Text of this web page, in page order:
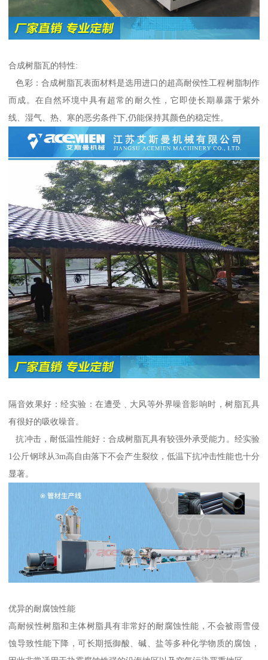
合成树脂瓦的特性:
色彩：合成树脂瓦表面材料是选用进口的超高耐侯性工程树脂制作
而成。在自然环境中具有超常的耐久性，它即使长期暴露于紫外
线、湿气、热、寒的恶劣条件下,仍能保持其颜色的稳定性。
隔音效果好：经实验：在遭受﹑大风等外界噪音影响时，树脂瓦具
有很好的吸收噪音。
抗冲击，耐低温性能好：合成树脂瓦具有较强外承受能力。经实验
1公斤钢球从3m高自由落下不会产生裂纹，低温下抗冲击性能也十分
显著。
优异的耐腐蚀性能
高耐候性树脂和主体树脂具有非常好的耐腐蚀性能，不会被雨雪侵
蚀导致性能下降，可长期抵御酸、碱、盐等多种化学物质的腐蚀，